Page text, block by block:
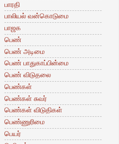
பாரதி
பாலியல் வன்கொடுமை
பாஜக
பெண்
பெண் அடிமை
பெண் பாதுகாப்பின்மை
பெண் விடுதலை
பெண்கள்
பெண்கள் சுவர்
பெண்கள் விடுதிகள்
பெண்ணுரிமை
பெயர்